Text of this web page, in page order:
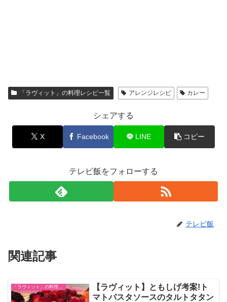
「ラヴィット」の料理レシピ一覧 アレンジレシピ カレー
シェアする
X Facebook LINE コピー
テレビ飯をフォローする
テレビ飯
関連記事
【ラヴィット】ともしげ考案!ト
マトパスタソースのタルトタタン